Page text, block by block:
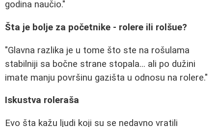
godina naučio."
Šta je bolje za početnike - rolere ili rolšue?
"Glavna razlika je u tome što ste na rošulama
stabilniji sa bočne strane stopala... ali po dužini
imate manju površinu gazišta u odnosu na rolere."
Iskustva roleraša
Evo šta kažu ljudi koji su se nedavno vratili